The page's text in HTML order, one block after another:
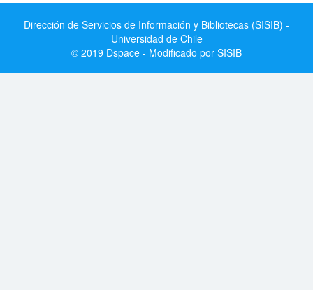
Dirección de Servicios de Información y Bibliotecas (SISIB) -
Universidad de Chile
© 2019 Dspace - Modificado por SISIB